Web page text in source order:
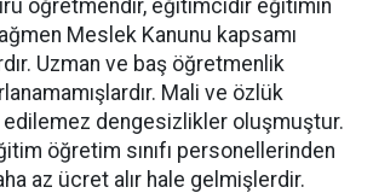
öğretmendir, eğitimcidir eğitimin
Meslek Kanunu kapsamı
Uzman ve baş öğretmenlik
Mali ve özlük
edilemez dengesizlikler oluşmuştur.
öğretim sınıfı personellerinden
az ücret alır hale gelmişlerdir.